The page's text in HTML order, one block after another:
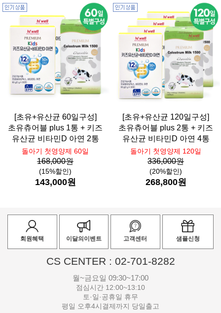
[초유+유산균 60일구성]
초유츄어블 plus 1통 + 키즈
유산균 비타민D 아연 2통
돌아기 첫영양제 60일
168,000원
(15%할인)
143,000원
[초유+유산균 120일구성]
초유츄어블 plus 2통 + 키즈
유산균 비타민D 아연 4통
돌아기 첫영양제 120일
336,000원
(20%할인)
268,800원
회원혜택 이달의이벤트 고객센터 샘플신청
CS CENTER : 02-701-8282
월~금요일 09:30~17:00
점심시간 12:00~13:10
토·일·공휴일 휴무
평일 오후4시결제까지 당일출고